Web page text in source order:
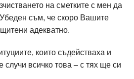
на сметките с мен да
съм, че скоро Вашите
адекватно.
които съдействаха и
случи всичко това – с тях ще си